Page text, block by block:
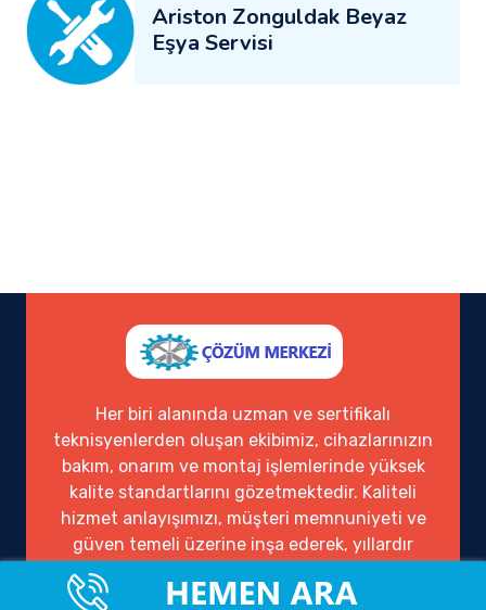
Ariston Zonguldak Beyaz
Eşya Servisi
Her biri alanında uzman ve sertifikalı
teknisyenlerden oluşan ekibimiz, cihazlarınızın
bakım, onarım ve montaj işlemlerinde yüksek
kalite standartlarını gözetmektedir. Kaliteli
hizmet anlayışımızı, müşteri memnuniyeti ve
güven temeli üzerine inşa ederek, yıllardır
sektörde güvenilir bir çözüm ortağı olarak
hizmet vermekteyiz.